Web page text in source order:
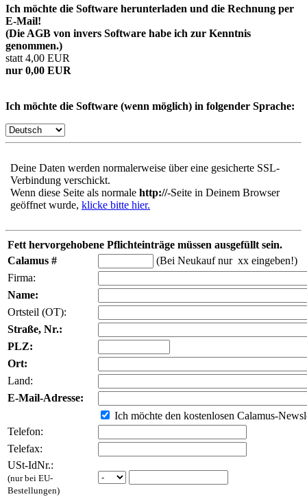
Ich möchte die Software herunterladen und die Rechnung per
E-Mail!
(Die AGB von invers Software habe ich zur Kenntnis
genommen.)
statt 4,00 EUR
nur 0,00 EUR
Ich möchte die Software (wenn möglich) in folgender Sprache:
Deine Daten werden normalerweise über eine gesicherte SSL-
Verbindung verschickt.
Wenn diese Seite als normale http://-Seite in Deinem Browser
geöffnet wurde, klicke bitte hier.
Fett hervorgehobene Pflichteinträge müssen ausgefüllt sein.
Calamus #
(Bei Neukauf nur xx eingeben!)
Firma:
Name:
Ortsteil (OT):
Straße, Nr.:
PLZ:
Ort:
Land:
E-Mail-Adresse:
Ich möchte den kostenlosen Calamus-
Telefon:
Telefax:
USt-IdNr.:
(nur bei EU-
Bestellungen)